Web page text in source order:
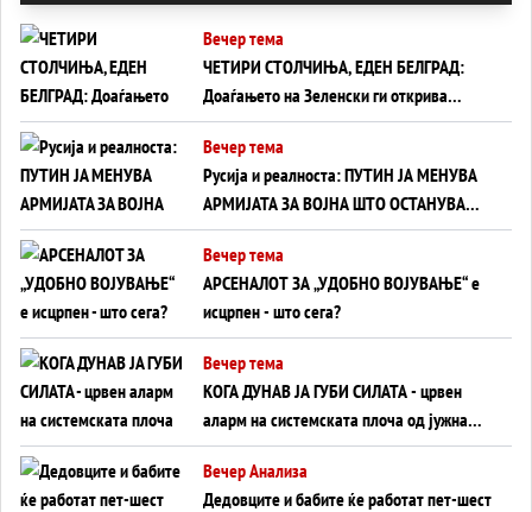
Вечер тема
ЧЕТИРИ СТОЛЧИЊА, ЕДЕН БЕЛГРАД:
Доаѓањето на Зеленски ги открива
тајните на политиката на балансирање
на Вучиќ
Вечер тема
Русија и реалноста: ПУТИН ЈА МЕНУВА
АРМИЈАТА ЗА ВОЈНА ШТО ОСТАНУВА
БЕЗ ФРОНТ
Вечер тема
АРСЕНАЛОТ ЗА „УДОБНО ВОЈУВАЊЕ“ е
исцрпен - што сега?
Вечер тема
КОГА ДУНАВ ЈА ГУБИ СИЛАТА - црвен
аларм на системската плоча од јужна
Германија до Црното Море...
Вечер Анализа
Дедовците и бабите ќе работат пет-шест